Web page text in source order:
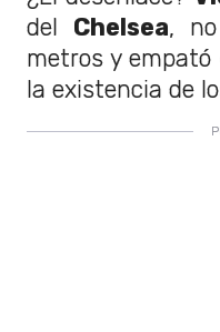
del Chelsea,
metros y
la existencia de